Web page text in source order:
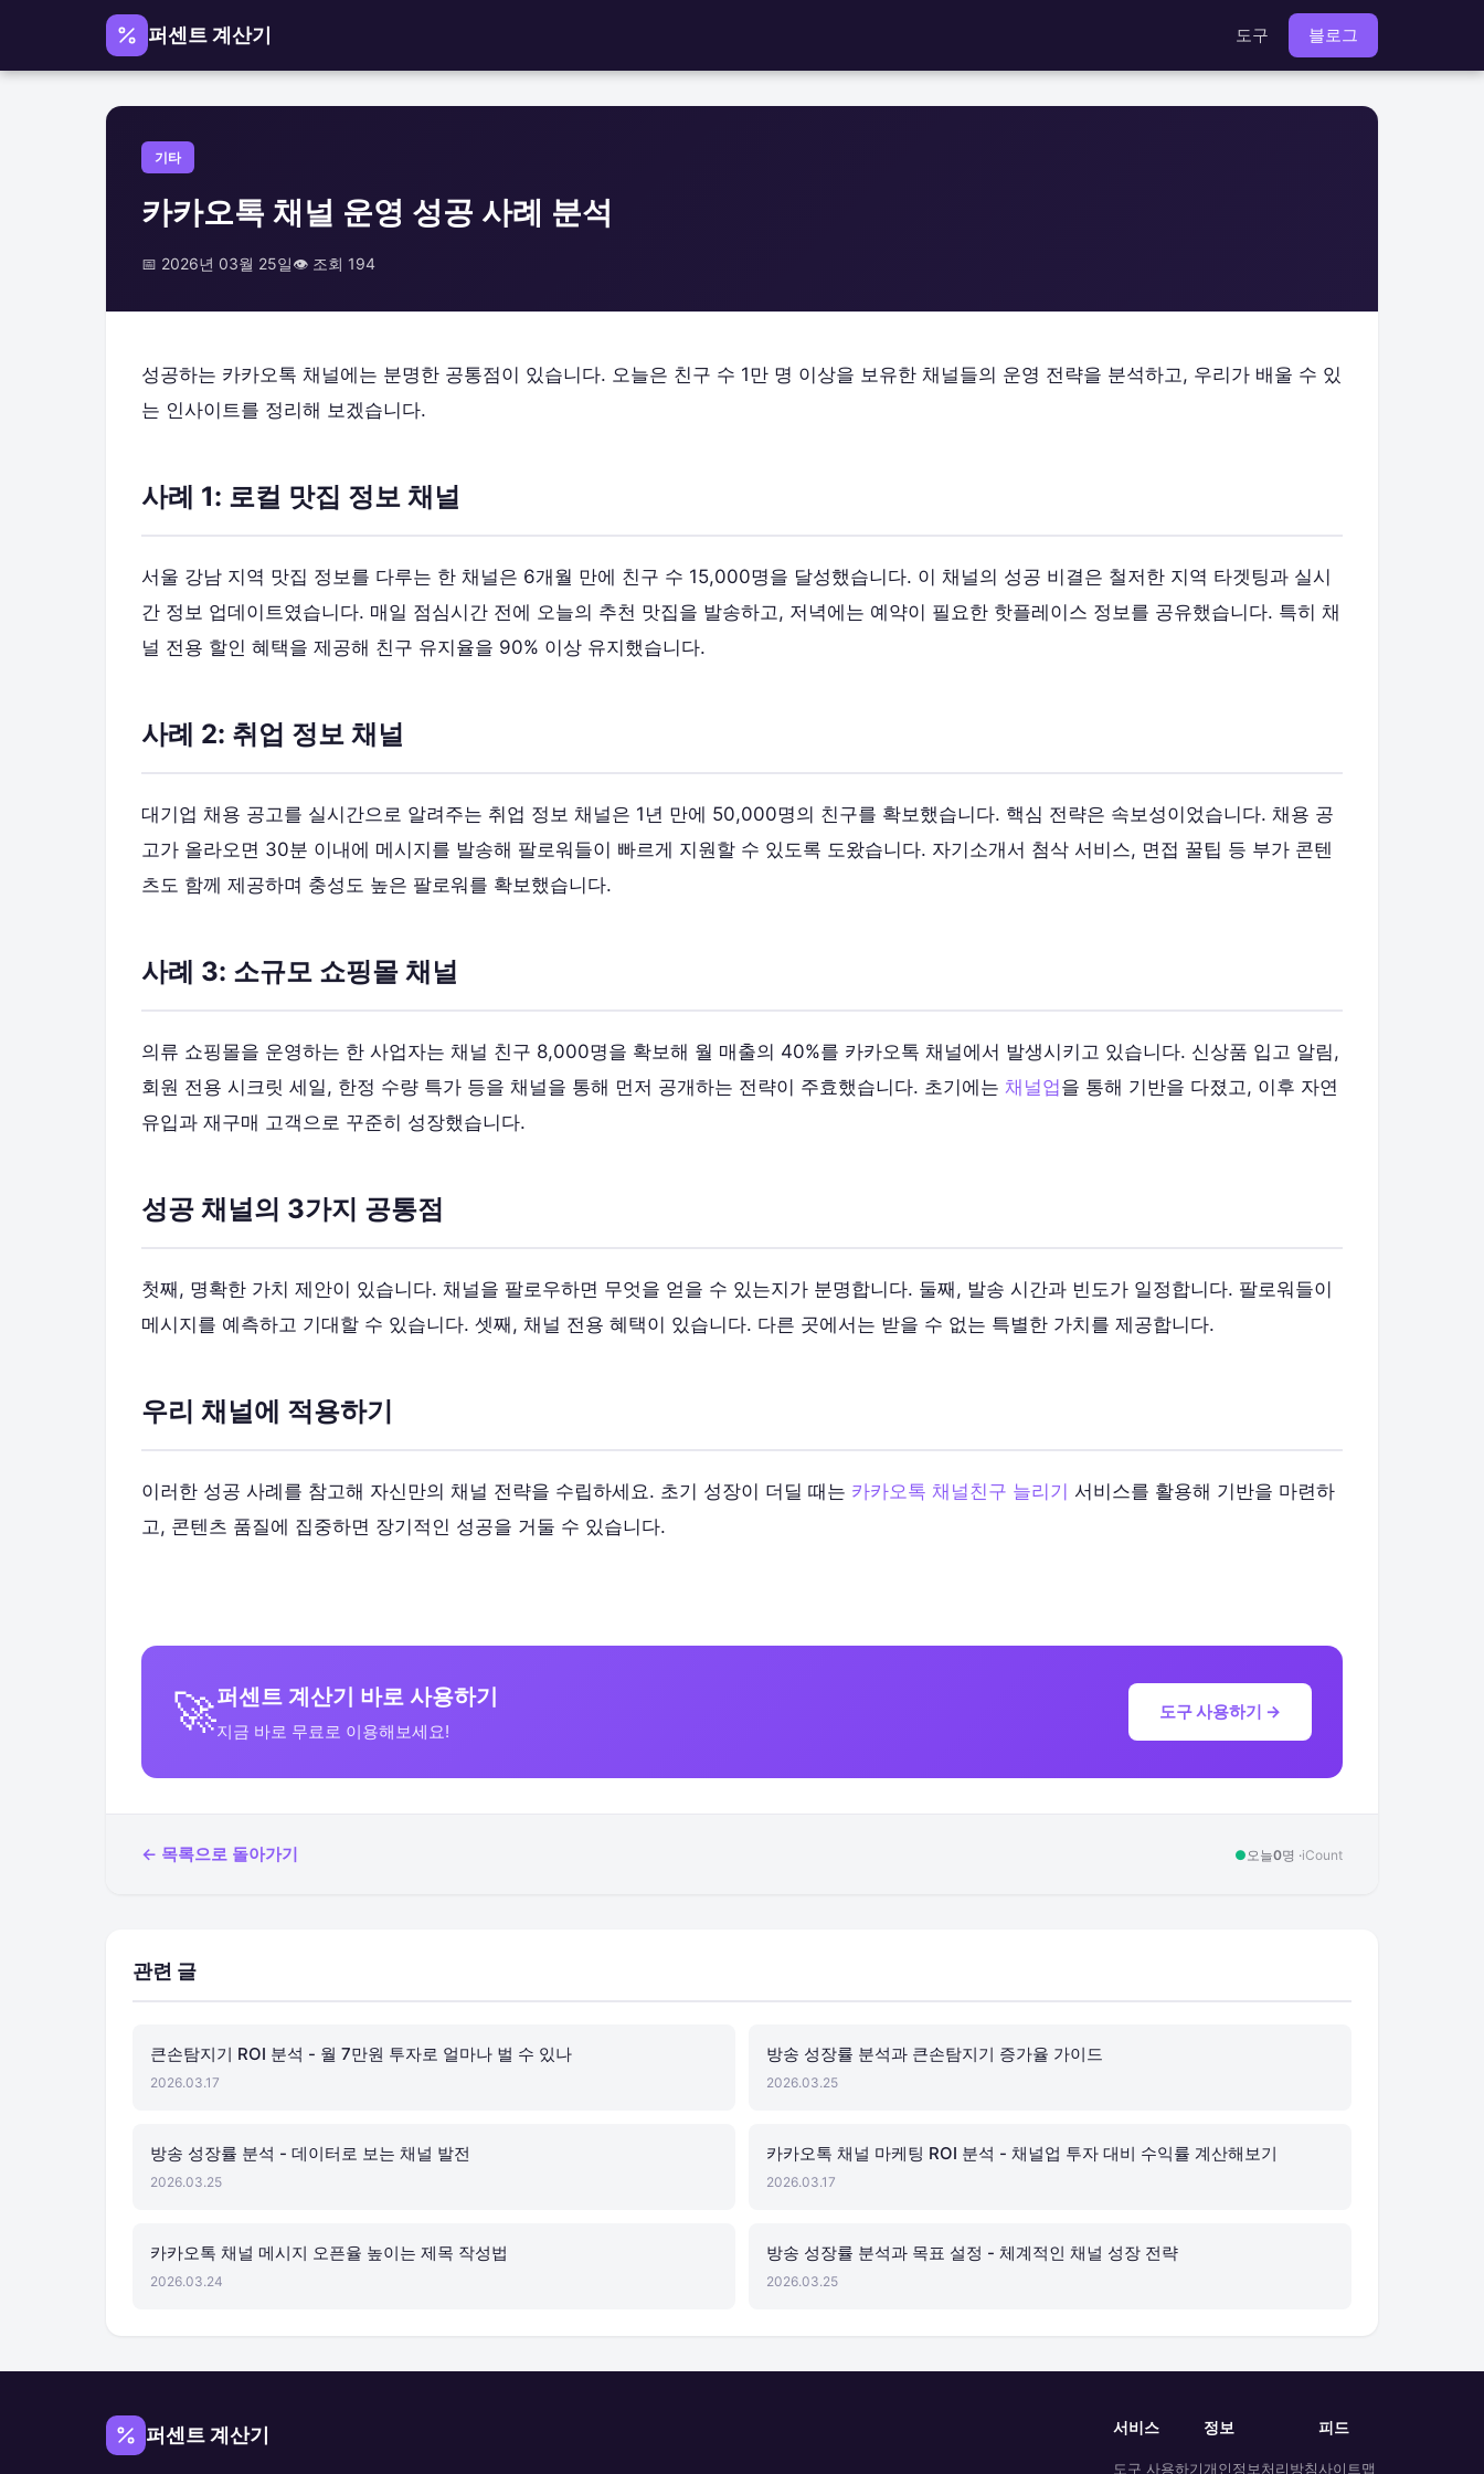
퍼센트 계산기 도구 블로그
기타
카카오톡 채널 운영 성공 사례 분석
📅 2026년 03월 25일👁️ 조회 194
성공하는 카카오톡 채널에는 분명한 공통점이 있습니다. 오늘은 친구 수 1만 명 이상을 보유한 채널들의 운영 전략을 분석하고, 우리가 배울 수 있
는 인사이트를 정리해 보겠습니다.
사례 1: 로컬 맛집 정보 채널
서울 강남 지역 맛집 정보를 다루는 한 채널은 6개월 만에 친구 수 15,000명을 달성했습니다. 이 채널의 성공 비결은 철저한 지역 타겟팅과 실시
간 정보 업데이트였습니다. 매일 점심시간 전에 오늘의 추천 맛집을 발송하고, 저녁에는 예약이 필요한 핫플레이스 정보를 공유했습니다. 특히 채
널 전용 할인 혜택을 제공해 친구 유지율을 90% 이상 유지했습니다.
사례 2: 취업 정보 채널
대기업 채용 공고를 실시간으로 알려주는 취업 정보 채널은 1년 만에 50,000명의 친구를 확보했습니다. 핵심 전략은 속보성이었습니다. 채용 공
고가 올라오면 30분 이내에 메시지를 발송해 팔로워들이 빠르게 지원할 수 있도록 도왔습니다. 자기소개서 첨삭 서비스, 면접 꿀팁 등 부가 콘텐
츠도 함께 제공하며 충성도 높은 팔로워를 확보했습니다.
사례 3: 소규모 쇼핑몰 채널
의류 쇼핑몰을 운영하는 한 사업자는 채널 친구 8,000명을 확보해 월 매출의 40%를 카카오톡 채널에서 발생시키고 있습니다. 신상품 입고 알림,
회원 전용 시크릿 세일, 한정 수량 특가 등을 채널을 통해 먼저 공개하는 전략이 주효했습니다. 초기에는 채널업을 통해 기반을 다졌고, 이후 자연
유입과 재구매 고객으로 꾸준히 성장했습니다.
성공 채널의 3가지 공통점
첫째, 명확한 가치 제안이 있습니다. 채널을 팔로우하면 무엇을 얻을 수 있는지가 분명합니다. 둘째, 발송 시간과 빈도가 일정합니다. 팔로워들이
메시지를 예측하고 기대할 수 있습니다. 셋째, 채널 전용 혜택이 있습니다. 다른 곳에서는 받을 수 없는 특별한 가치를 제공합니다.
우리 채널에 적용하기
이러한 성공 사례를 참고해 자신만의 채널 전략을 수립하세요. 초기 성장이 더딜 때는 카카오톡 채널친구 늘리기 서비스를 활용해 기반을 마련하
고, 콘텐츠 품질에 집중하면 장기적인 성공을 거둘 수 있습니다.
🚀퍼센트 계산기 바로 사용하기
지금 바로 무료로 이용해보세요!
도구 사용하기 →
← 목록으로 돌아가기 ● 오늘0명 ·iCount
관련 글
큰손탐지기 ROI 분석 - 월 7만원 투자로 얼마나 벌 수 있나
2026.03.17
방송 성장률 분석과 큰손탐지기 증가율 가이드
2026.03.25
방송 성장률 분석 - 데이터로 보는 채널 발전
2026.03.25
카카오톡 채널 마케팅 ROI 분석 - 채널업 투자 대비 수익률 계산해보기
2026.03.17
카카오톡 채널 메시지 오픈율 높이는 제목 작성법
2026.03.24
방송 성장률 분석과 목표 설정 - 체계적인 채널 성장 전략
2026.03.25
퍼센트 계산기 서비스
도구 사용하기
정보
개인정보처리방침
피드
사이트맵